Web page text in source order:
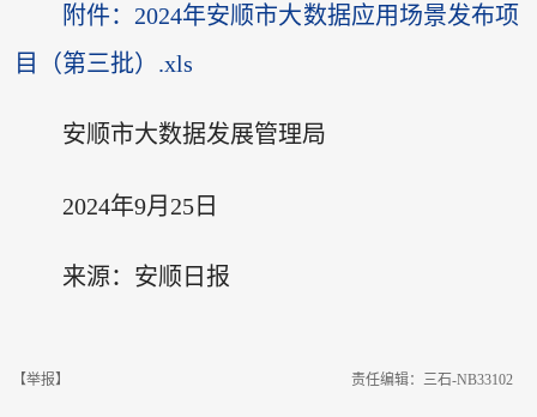
附件：2024年安顺市大数据应用场景发布项
目（第三批）.xls
安顺市大数据发展管理局
2024年9月25日
来源：安顺日报
【举报】 责任编辑：三石-NB33102